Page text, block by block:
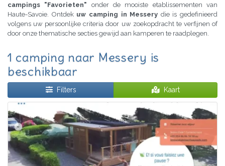
campings "Favorieten" onder de mooiste etablissementen van
Haute-Savoie. Ontdek uw camping in Messery die is gedefinieerd
volgens uw persoonlijke criteria door uw zoekopdracht te verfijnen of
door onze thematische secties gewijd aan kamperen te raadplegen.
1 camping naar Messery is
beschikbaar
Filters Kaart